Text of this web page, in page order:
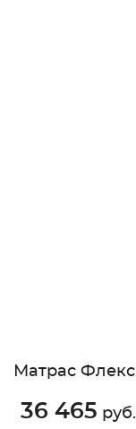
Матрас Флекс
36 465 руб.